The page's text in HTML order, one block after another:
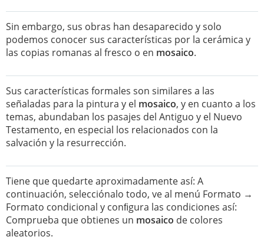
Sin embargo, sus obras han desaparecido y solo
podemos conocer sus características por la cerámica y
las copias romanas al fresco o en mosaico.
Sus características formales son similares a las
señaladas para la pintura y el mosaico, y en cuanto a los
temas, abundaban los pasajes del Antiguo y el Nuevo
Testamento, en especial los relacionados con la
salvación y la resurrección.
Tiene que quedarte aproximadamente así: A
continuación, selecciónalo todo, ve al menú Formato →
Formato condicional y conﬁgura las condiciones así:
Comprueba que obtienes un mosaico de colores
aleatorios.